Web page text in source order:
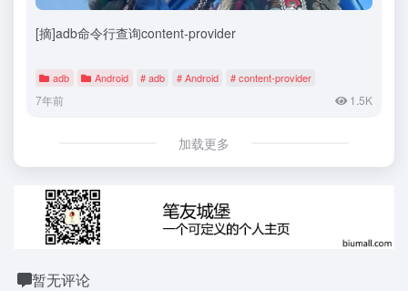
[摘]adb命令行查询content-provider
adb Android # adb # Android # content-provider
7年前 1.5K
加载更多
暂无评论